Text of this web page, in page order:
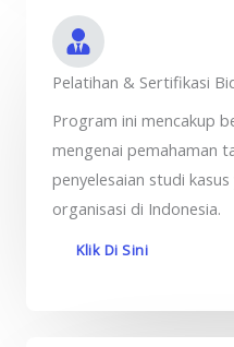
Pelatihan & Sertifikasi
Program ini mencakup
mengenai pemahaman
penyelesaian studi
organisasi di Indonesia.
Klik Di Sini